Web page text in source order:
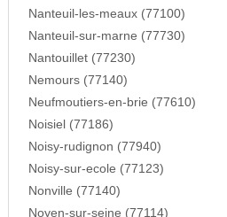
Nanteuil-les-meaux (77100)
Nanteuil-sur-marne (77730)
Nantouillet (77230)
Nemours (77140)
Neufmoutiers-en-brie (77610)
Noisiel (77186)
Noisy-rudignon (77940)
Noisy-sur-ecole (77123)
Nonville (77140)
Noyen-sur-seine (77114)